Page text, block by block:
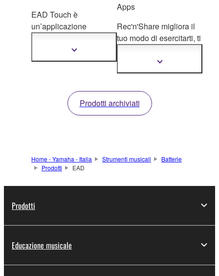
EAD Touch è
un’applicazione
utilizzata con l’EAD50.
Fornisce un’interfaccia
facilmente le
funzionalità avanzate
microfono e del trigger e
il routing di input/output.
Mostra
Apps
Rec'n'Share migliora il
tuo modo di esercitarti, ti
contenuti audio
di altissima qualità e di
dal tuo dispositivo
mobile.
Mostra
Prodotti archiviati
Home - Yamaha - Italia Strumenti musicali
Batterie
Prodotti
EAD
Prodotti
Educazione musicale